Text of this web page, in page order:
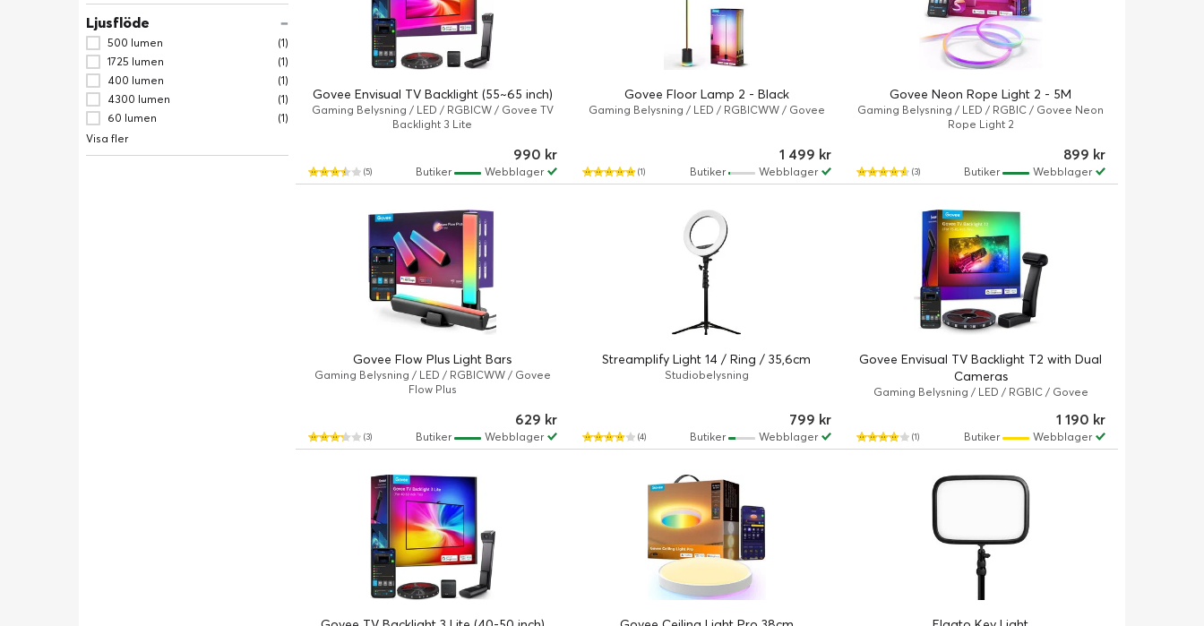
Ljusflöde
500 lumen
(1)
1725 lumen
(1)
400 lumen
(1)
4300 lumen
(1)
60 lumen
(1)
Visa fler
Govee Envisual TV Backlight (55~65 inch)
Gaming Belysning / LED / RGBICW / Govee TV
Backlight 3 Lite
(5)
990 kr
Webblager
Butiker
Govee Floor Lamp 2 - Black
Gaming Belysning / LED / RGBICWW / Govee
(1)
1 499 kr
Webblager
Butiker
Govee Neon Rope Light 2 - 5M
Gaming Belysning / LED / RGBIC / Govee Neon
Rope Light 2
(3)
899 kr
Webblager
Butiker
Govee Flow Plus Light Bars
Gaming Belysning / LED / RGBICWW / Govee
Flow Plus
(3)
629 kr
Webblager
Butiker
Streamplify Light 14 / Ring / 35,6cm
Studiobelysning
(4)
799 kr
Webblager
Butiker
Govee Envisual TV Backlight T2 with Dual
Cameras
Gaming Belysning / LED / RGBIC / Govee
(1)
1 190 kr
Webblager
Butiker